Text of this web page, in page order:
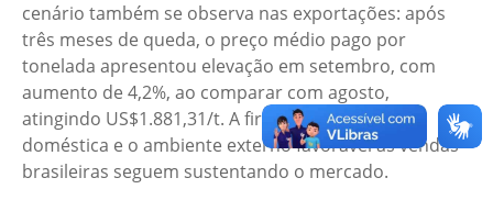
cenário também se observa nas exportações: após
três meses de queda, o preço médio pago por
tonelada apresentou elevação em setembro, com
aumento de 4,2%, ao comparar com agosto,
atingindo US$1.881,31/t. A firmeza da demanda
doméstica e o ambiente externo favorável às vendas
brasileiras seguem sustentando o mercado.